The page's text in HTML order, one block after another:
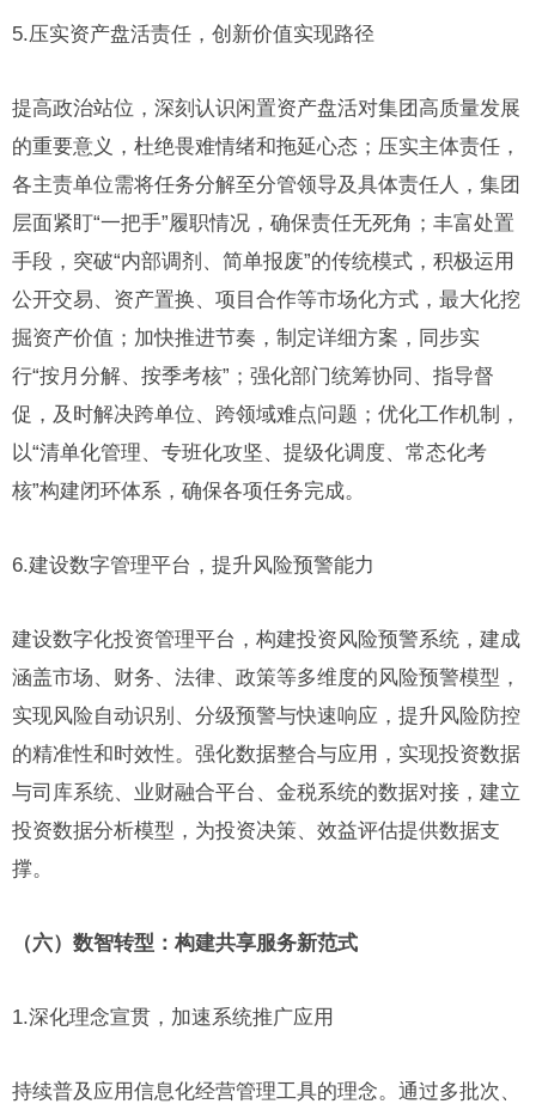
5.压实资产盘活责任，创新价值实现路径
提高政治站位，深刻认识闲置资产盘活对集团高质量发展
的重要意义，杜绝畏难情绪和拖延心态；压实主体责任，
各主责单位需将任务分解至分管领导及具体责任人，集团
层面紧盯“一把手”履职情况，确保责任无死角；丰富处置
手段，突破“内部调剂、简单报废”的传统模式，积极运用
公开交易、资产置换、项目合作等市场化方式，最大化挖
掘资产价值；加快推进节奏，制定详细方案，同步实
行“按月分解、按季考核”；强化部门统筹协同、指导督
促，及时解决跨单位、跨领域难点问题；优化工作机制，
以“清单化管理、专班化攻坚、提级化调度、常态化考
核”构建闭环体系，确保各项任务完成。
6.建设数字管理平台，提升风险预警能力
建设数字化投资管理平台，构建投资风险预警系统，建成
涵盖市场、财务、法律、政策等多维度的风险预警模型，
实现风险自动识别、分级预警与快速响应，提升风险防控
的精准性和时效性。强化数据整合与应用，实现投资数据
与司库系统、业财融合平台、金税系统的数据对接，建立
投资数据分析模型，为投资决策、效益评估提供数据支
撑。
（六）数智转型：构建共享服务新范式
1.深化理念宣贯，加速系统推广应用
持续普及应用信息化经营管理工具的理念。通过多批次、